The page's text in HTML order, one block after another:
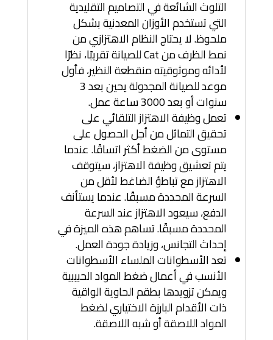
التلوث الشائعة في التصاميم التقليدية
التي تستخدم الأوزان المعدنية بشكل
ملحوظ. لا يحتاج النظام الاهتزازي من
نمط الظرف من Cat للصيانة تقريبًا، نظرًا
لأدائه وموثوقيته منقطعة النظير، فأول
موعد للصيانة المجدولة يحين بعد 3
سنوات أو بعد 3000 ساعة عمل.
تعمل وظيفة الاهتزاز التلقائي على
تحقيق التماثل من أجل الحصول على
مستوى من الضغط أكثر اتساقًا. عندما
يتم تعشيق وظيفة الاهتزاز، سيتوقف
الاهتزاز مع تباطؤ الضاغط لأقل من
السرعة المحددة مسبقًا. عندما يستأنف
الدفع، سيعود الاهتزاز عند السرعة
المحددة مسبقًا. تساهم هذه الميزة في
إحداث التجانس، وزيادة جودة العمل.
تعد الأسطوانات الملساء الأسطوانات
الأنسب في أعمال ضغط المواد الحبيبية
ويمكن تزويدها بطقم الحاوية الواقية
ذات الأقدام البارزة الاختياري لضغط
المواد اللاصقة أو شبه اللاصقة.